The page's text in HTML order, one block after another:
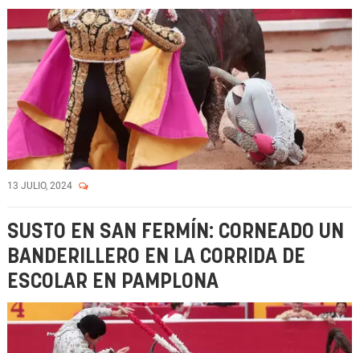
13 JULIO, 2024
SUSTO EN SAN FERMÍN: CORNEADO UN
BANDERILLERO EN LA CORRIDA DE
ESCOLAR EN PAMPLONA